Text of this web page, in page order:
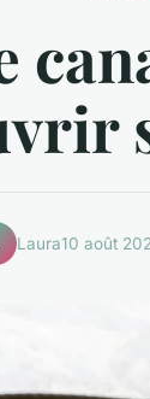
Laura10 août